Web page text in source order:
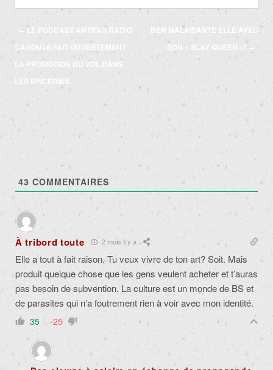
Navigation
des
articles
← LE PODCAST ANTIFAS RADIO
CAGOULE FAIT OUVERTEMENT
LA PROMOTION DU VOL DANS
LES ÉPICERIES.
BEN MALAISANTE ELLE AVEC
SON « SLAY QUEEN »!
43 COMMENTAIRES
À tribord toute 2 mois il y a
Elle a tout à fait raison. Tu veux vivre de ton art? Soit. Mais
produit quelque chose que les gens veulent acheter et t’auras
pas besoin de subvention. La culture est un monde de BS et
de parasites qui n’a foutrement rien à voir avec mon identité.
35 -25